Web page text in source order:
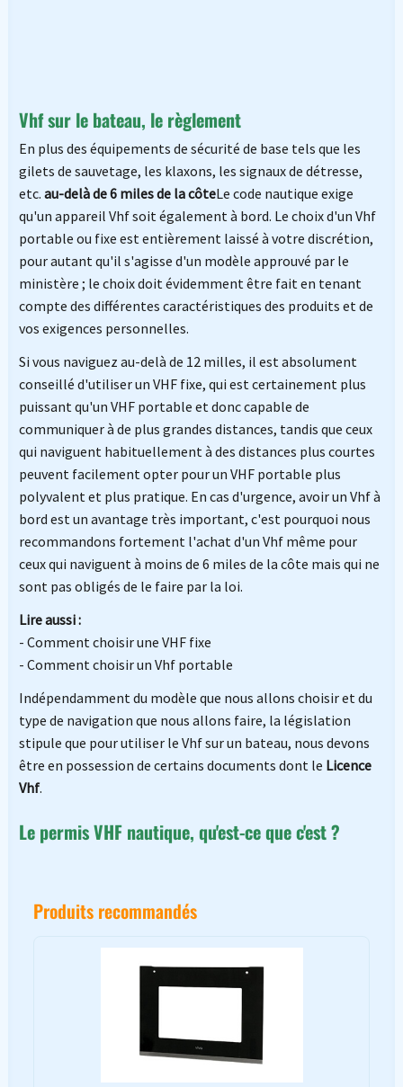
Vhf sur le bateau, le règlement
En plus des équipements de sécurité de base tels que les
gilets de sauvetage, les klaxons, les signaux de détresse,
etc. au-delà de 6 miles de la côteLe code nautique exige
qu'un appareil Vhf soit également à bord. Le choix d'un Vhf
portable ou fixe est entièrement laissé à votre discrétion,
pour autant qu'il s'agisse d'un modèle approuvé par le
ministère ; le choix doit évidemment être fait en tenant
compte des différentes caractéristiques des produits et de
vos exigences personnelles.
Si vous naviguez au-delà de 12 milles, il est absolument
conseillé d'utiliser un VHF fixe, qui est certainement plus
puissant qu'un VHF portable et donc capable de
communiquer à de plus grandes distances, tandis que ceux
qui naviguent habituellement à des distances plus courtes
peuvent facilement opter pour un VHF portable plus
polyvalent et plus pratique. En cas d'urgence, avoir un Vhf à
bord est un avantage très important, c'est pourquoi nous
recommandons fortement l'achat d'un Vhf même pour
ceux qui naviguent à moins de 6 miles de la côte mais qui ne
sont pas obligés de le faire par la loi.
Lire aussi :
- Comment choisir une VHF fixe
- Comment choisir un Vhf portable
Indépendamment du modèle que nous allons choisir et du
type de navigation que nous allons faire, la législation
stipule que pour utiliser le Vhf sur un bateau, nous devons
être en possession de certains documents dont le Licence
Vhf.
Le permis VHF nautique, qu'est-ce que c'est ?
Produits recommandés